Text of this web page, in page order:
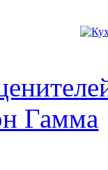
Гамма